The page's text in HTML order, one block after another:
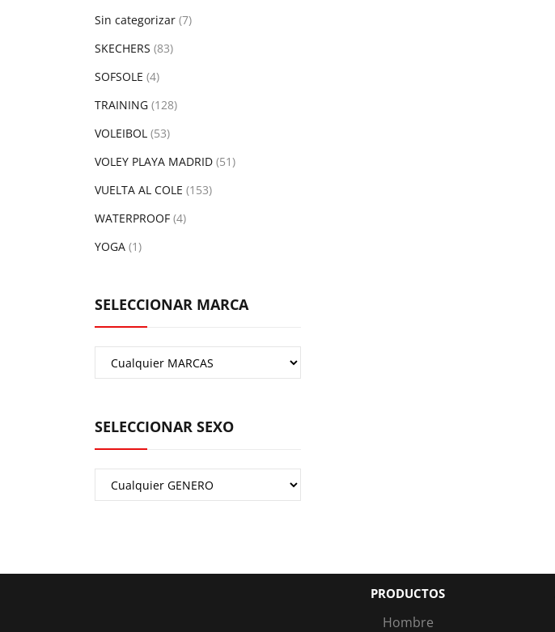
Sin categorizar (7)
SKECHERS (83)
SOFSOLE (4)
TRAINING (128)
VOLEIBOL (53)
VOLEY PLAYA MADRID (51)
VUELTA AL COLE (153)
WATERPROOF (4)
YOGA (1)
SELECCIONAR MARCA
SELECCIONAR SEXO
PRODUCTOS
Hombre